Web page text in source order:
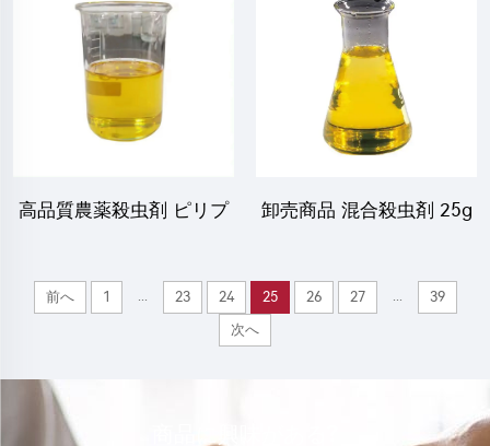
リン EC 工場価格付き
ME 品質が良い
高品質農薬殺虫剤 ピリプ
ハエや蚊を退治するため
卸売商品 混合殺虫剤 25g
25g／L ビフェントリン
EC 高効率
前へ 1 ... 23 24 25 26 27 ...
39
次へ